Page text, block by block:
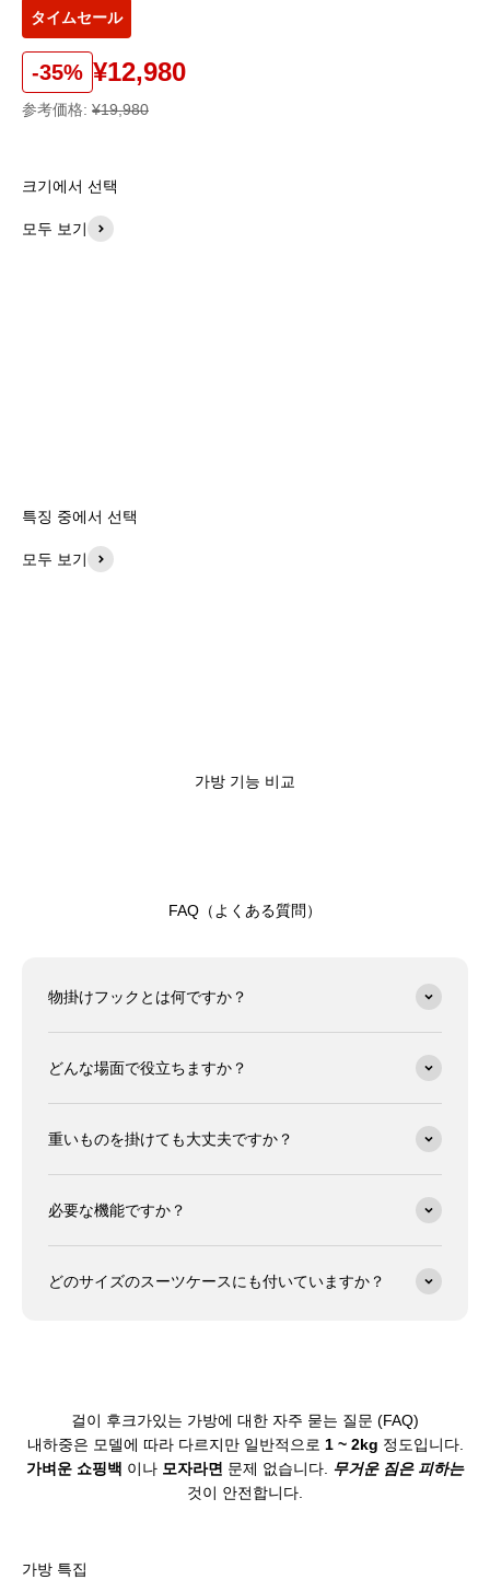
タイムセール
-35% ¥12,980
参考価格: ¥19,980
크기에서 선택
모두 보기
특징 중에서 선택
모두 보기
가방 기능 비교
FAQ（よくある質問）
物掛けフックとは何ですか？
どんな場面で役立ちますか？
重いものを掛けても大丈夫ですか？
必要な機能ですか？
どのサイズのスーツケースにも付いていますか？
걸이 후크가있는 가방에 대한 자주 묻는 질문 (FAQ)
내하중은 모델에 따라 다르지만 일반적으로 1 ~ 2kg 정도입니다.
가벼운 쇼핑백 이나 모자라면 문제 없습니다. 무거운 짐은 피하는
것이 안전합니다.
가방 특집